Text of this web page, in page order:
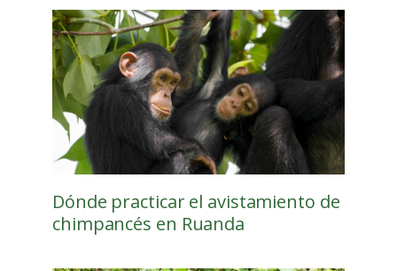
Dónde practicar el avistamiento de
chimpancés en Ruanda